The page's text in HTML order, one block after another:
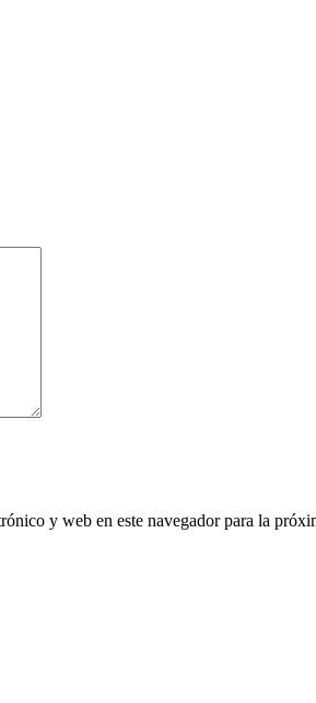
y web en este navegador para la